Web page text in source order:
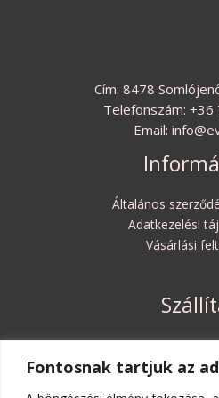
Fontosnak tartjuk az
Cím: 8478
Telefonszám:
Email:
Általános
Adatkezelési
Vásárlási
Szállítási
Elállási